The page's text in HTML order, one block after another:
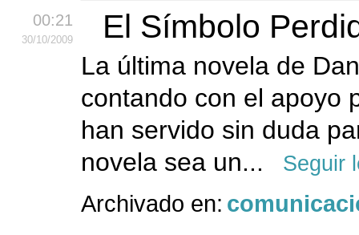
00:21
30/10/2009 El Símbolo
La última novela de
contando con el apoyo
han servido sin duda
novela sea un...
Seguir
Archivado en: